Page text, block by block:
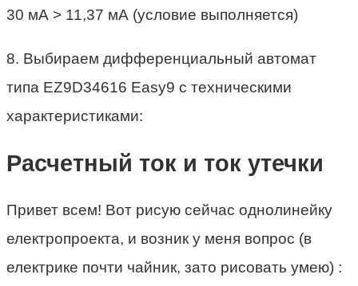
30 мА > 11,37 мА (условие выполняется)
8. Выбираем дифференциальный автомат
типа EZ9D34616 Easy9 с техническими
характеристиками:
Расчетный ток и ток утечки
Привет всем! Вот рисую сейчас однолинейку
електропроекта, и возник у меня вопрос (в
електрике почти чайник, зато рисовать умею) :